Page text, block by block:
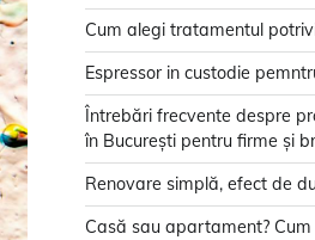
Cum alegi tratamentul
Espressor in custodie
Întrebări frecvente despre
în București pentru firme și
Renovare simplă, efect de
Casă sau apartament? Cum